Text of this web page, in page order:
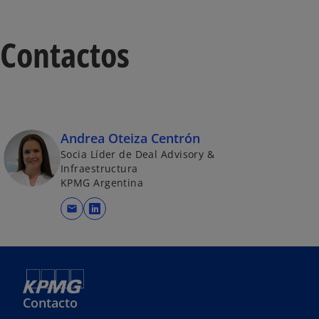
Contactos
Andrea Oteiza Centrón
Socia Líder de Deal Advisory &
Infraestructura
KPMG Argentina
mail
s
a
Contacto